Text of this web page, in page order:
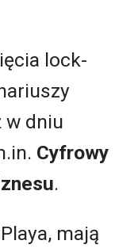
lock-
w dniu
Cyfrowy
.
mają